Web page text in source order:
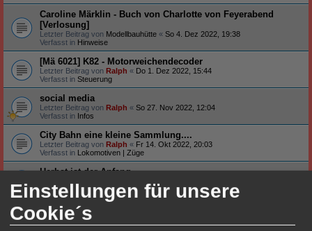
Caroline Märklin - Buch von Charlotte von Feyerabend
[Verlosung]
Letzter Beitrag von Modellbauhütte « So 4. Dez 2022, 19:38
Verfasst in Hinweise
[Mä 6021] K82 - Motorweichendecoder
Letzter Beitrag von Ralph « Do 1. Dez 2022, 15:44
Verfasst in Steuerung
social media
Letzter Beitrag von Ralph « So 27. Nov 2022, 12:04
Verfasst in Infos
City Bahn eine kleine Sammlung....
Letzter Beitrag von Ralph « Fr 14. Okt 2022, 20:03
Verfasst in Lokomotiven | Züge
Herbst ist der Anfang
Verfasst in
Smaltalk
Neu auf meinem Tisch ...
Letzter Beitrag von
Verfasst inSmaltalk
Einstellungen für unsere
Cookie´s